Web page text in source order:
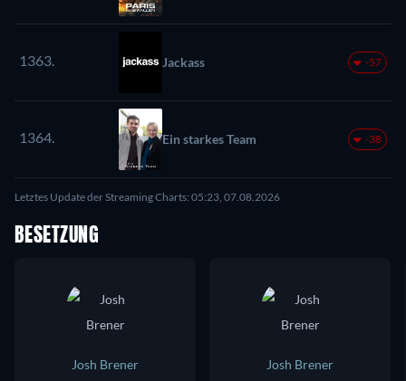
1363. Jackass -57
1364. Ein starkes Team -38
Letztes Update der Streaming Charts: 05:23, 07.08.2026
BESETZUNG
Josh Brener
Josh Brener